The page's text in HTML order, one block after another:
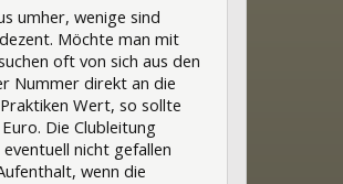
umher, wenige sind
Möchte man mit
oft von sich aus den
Nummer direkt an die
Wert, so sollte
Die Clubleitung
nicht gefallen
wenn die